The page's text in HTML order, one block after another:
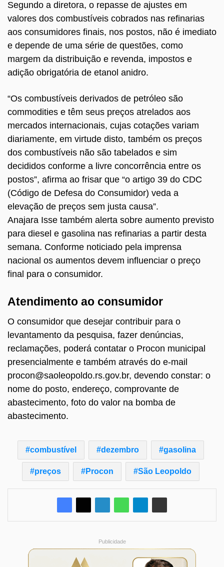
Segundo a diretora, o repasse de ajustes em
valores dos combustíveis cobrados nas refinarias
aos consumidores finais, nos postos, não é imediato
e depende de uma série de questões, como
margem da distribuição e revenda, impostos e
adição obrigatória de etanol anidro.
“Os combustíveis derivados de petróleo são
commodities e têm seus preços atrelados aos
mercados internacionais, cujas cotações variam
diariamente, em virtude disto, também os preços
dos combustíveis não são tabelados e sim
decididos conforme a livre concorrência entre os
postos”, afirma ao frisar que “o artigo 39 do CDC
(Código de Defesa do Consumidor) veda a
elevação de preços sem justa causa”.
Anajara Isse também alerta sobre aumento previsto
para diesel e gasolina nas refinarias a partir desta
semana. Conforme noticiado pela imprensa
nacional os aumentos devem influenciar o preço
final para o consumidor.
Atendimento ao consumidor
O consumidor que desejar contribuir para o
levantamento da pesquisa, fazer denúncias,
reclamações, poderá contatar o Procon municipal
presencialmente e também através do e-mail
procon@saoleopoldo.rs.gov.br, devendo constar: o
nome do posto, endereço, comprovante de
abastecimento, foto do valor na bomba de
abastecimento.
combustível dezembro gasolina
preços Procon São Leopoldo
Publicidade